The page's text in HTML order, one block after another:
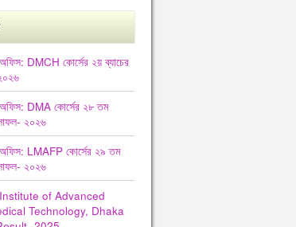
DMCH কোর্সের ২য় ব্যাচের
DMA কোর্সের ২৮ তম
২০২৬
LMAFP কোর্সের ২৯ তম
২০২৬
of Advanced
Technology, Dhaka